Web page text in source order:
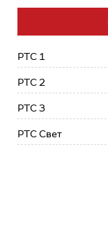
РТС 1
РТС 2
РТС 3
РТС Свет